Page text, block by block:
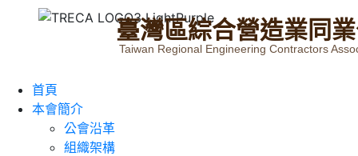
臺灣區綜合營造業同業
Taiwan Regional Engineering Contractors
首頁
本會簡介
公會沿革
組織架構